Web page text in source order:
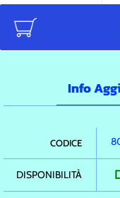
Info
CODICE
DISPONIBILITÀ